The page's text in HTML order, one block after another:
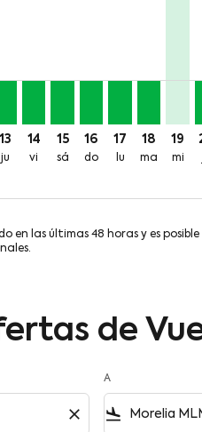
13
ju
14
vi
15
sá
16
do
17
lu
18
ma
19
mi
en las últimas 48 horas y es
de
close
A
flight_land